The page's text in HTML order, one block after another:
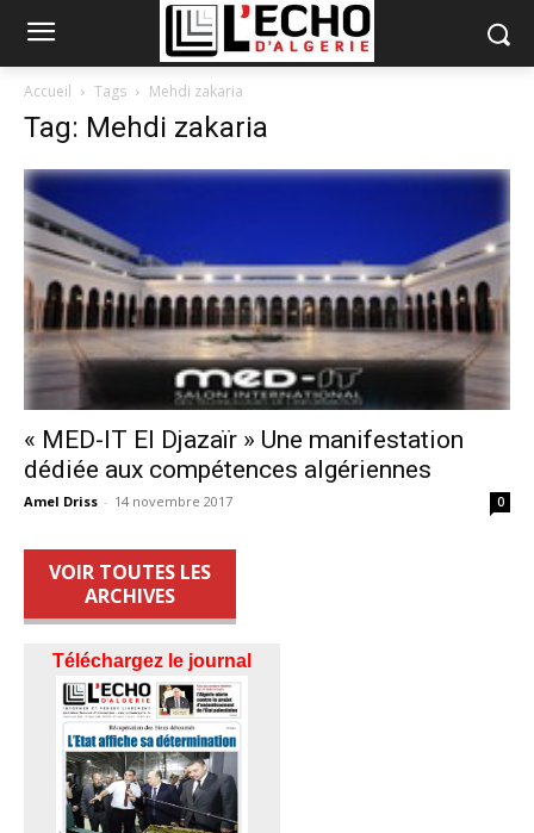
Accueil Tags Mehdi zakaria
Tag: Mehdi zakaria
« MED-IT El Djazaïr » Une manifestation
dédiée aux compétences algériennes
Amel Driss - 14 novembre 2017 0
VOIR TOUTES LES
ARCHIVES